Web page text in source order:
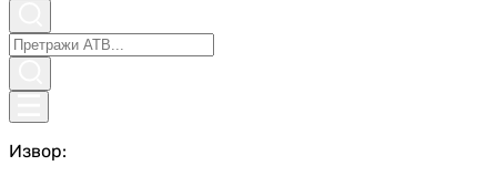
Извор: